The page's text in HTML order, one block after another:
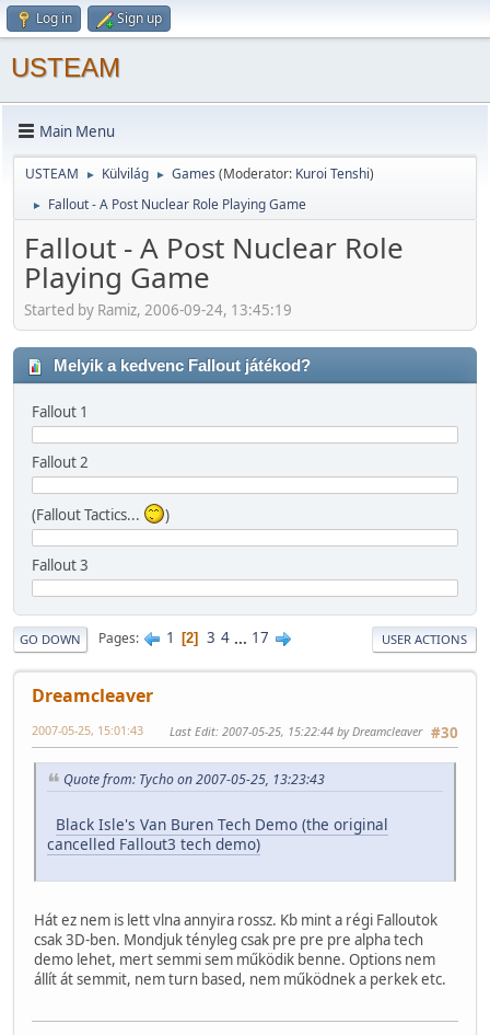
Log in Sign up
USTEAM
Main Menu
USTEAM ► Külvilág ► Games (Moderator: Kuroi Tenshi)
► Fallout - A Post Nuclear Role Playing Game
Fallout - A Post Nuclear Role
Playing Game
Started by Ramiz, 2006-09-24, 13:45:19
Melyik a kedvenc Fallout játékod?
Fallout 1
Fallout 2
(Fallout Tactics... )
Fallout 3
GO DOWN Pages 1 2 3 4 ... 17 USER ACTIONS
Dreamcleaver
#30
2007-05-25, 15:01:43 Last Edit: 2007-05-25, 15:22:44 by Dreamcleaver
Quote from: Tycho on 2007-05-25, 13:23:43
Black Isle's Van Buren Tech Demo (the original
cancelled Fallout3 tech demo)
Hát ez nem is lett vlna annyira rossz. Kb mint a régi Falloutok
csak 3D-ben. Mondjuk tényleg csak pre pre pre alpha tech
demo lehet, mert semmi sem működik benne. Options nem
állít át semmit, nem turn based, nem működnek a perkek etc.